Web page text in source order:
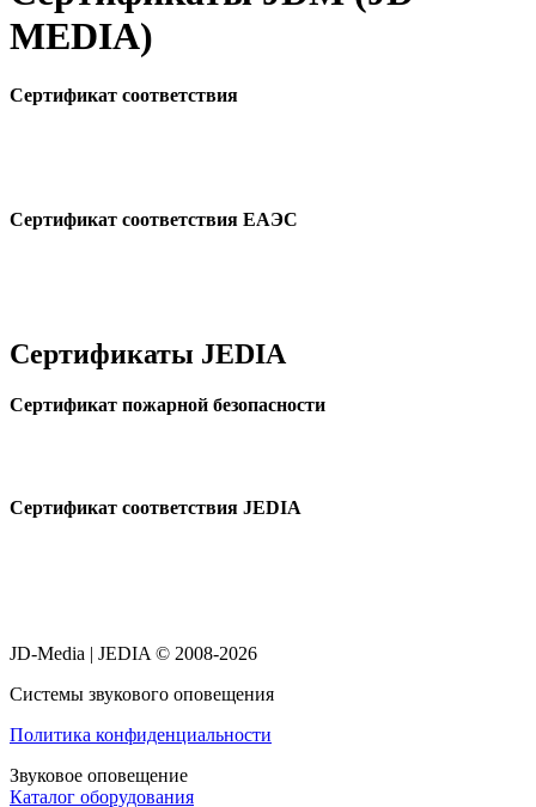
MEDIA)
Сертификат соответствия
Сертификат соответствия ЕАЭС
Сертификаты JEDIA
Cертификат пожарной безопасности
Cертификат соответствия JEDIA
JD-Media | JEDIA © 2008-2026
Системы звукового оповещения
Политика конфиденциальности
Звуковое оповещение
Каталог оборудования